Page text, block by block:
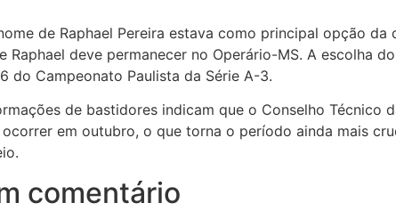
de Raphael Pereira estava como principal opção
Raphael deve permanecer no Operário-MS. A escolha
do Campeonato Paulista da Série A-3.
de bastidores indicam que o Conselho Técnico
em outubro, o que torna o período ainda mais
comentário